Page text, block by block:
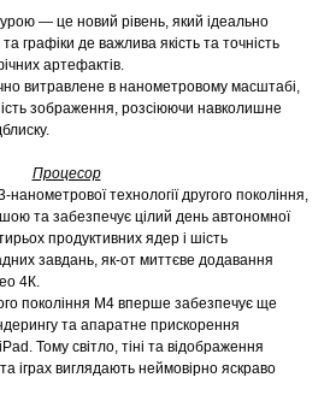
— це новий рівень, який ідеально
графіки де важлива якість та точність
артефактів.
витравлене в нанометровому масштабі,
зображення, розсіюючи навколишне
Процесор
технології другого покоління,
та забезпечує цілий день автономної
продуктивних ядер і шість
завдань, як-от миттєве додавання
4К.
покоління М4 вперше забезпечує ще
та апаратне прискорення
Тому світло, тіні та відображення
іграх виглядають неймовірно яскраво